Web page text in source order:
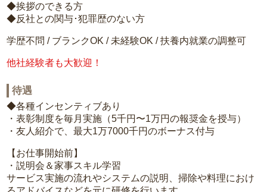
◆挨拶のできる方
◆反社との関与･犯罪歴のない方
学歴不問 / ブランクOK / 未経験OK / 扶養内就業の調整可
他社経験者も大歓迎！
待遇
◆各種インセンティブあり
・表彰制度を毎月実施（5千円〜1万円の報奨金を授与）
・友人紹介で、最大1万7000千円のボーナス付与
【お仕事開始前】
・説明会＆家事スキル学習
サービス実施の流れやシステムの説明、掃除や料理におけ